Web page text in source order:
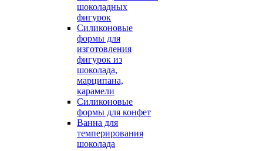
шоколадных
фигурок
Силиконовые
формы для
изготовления
фигурок из
шоколада,
марципана,
карамели
Силиконовые
формы для конфет
Ванна для
темперирования
шоколада